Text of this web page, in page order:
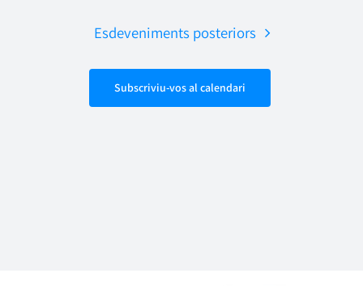
Esdevenimentsposteriors
Subscriviu-vos al calendari